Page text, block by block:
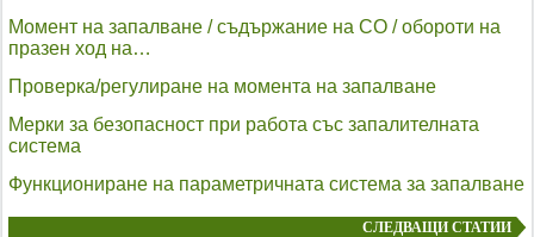
Момент на запалване / съдържание на CO / обороти на
празен ход на…
Проверка/регулиране на момента на запалване
Мерки за безопасност при работа със запалителната
система
Функциониране на параметричната система за запалване
СЛЕДВАЩИ СТАТИИ